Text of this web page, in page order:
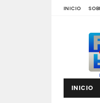
INICIO
INICIO